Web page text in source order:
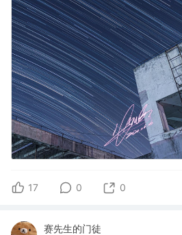
17 0 0
赛先生的门徒